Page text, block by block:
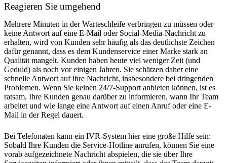
Reagieren Sie umgehend
Mehrere Minuten in der Warteschleife verbringen zu müssen oder
keine Antwort auf eine E-Mail oder Social-Media-Nachricht zu
erhalten, wird von Kunden sehr häufig als das deutlichste Zeichen
dafür genannt, dass es dem Kundenservice einer Marke stark an
Qualität mangelt. Kunden haben heute viel weniger Zeit (und
Geduld) als noch vor einigen Jahren. Sie schätzen daher eine
schnelle Antwort auf ihre Nachricht, insbesondere bei dringenden
Problemen. Wenn Sie keinen 24/7-Support anbieten können, ist es
ratsam, Ihre Kunden genau darüber zu informieren, wann Ihr Team
arbeitet und wie lange eine Antwort auf einen Anruf oder eine E-
Mail in der Regel dauert.
Bei Telefonaten kann ein IVR-System hier eine große Hilfe sein:
Sobald Ihre Kunden die Service-Hotline anrufen, können Sie eine
vorab aufgezeichnete Nachricht abspielen, die sie über Ihre